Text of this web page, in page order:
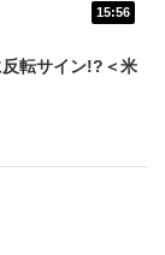
15:56
転サイン!?＜米